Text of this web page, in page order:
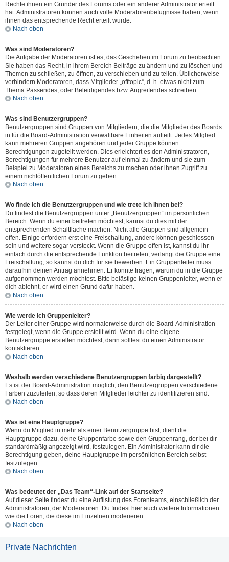
Rechte ihnen ein Gründer des Forums oder ein anderer Administrator erteilt
hat. Administratoren können auch volle Moderatorenbefugnisse haben, wenn
ihnen das entsprechende Recht erteilt wurde.
Nach oben
Was sind Moderatoren?
Die Aufgabe der Moderatoren ist es, das Geschehen im Forum zu beobachten.
Sie haben das Recht, in ihrem Bereich Beiträge zu ändern und zu löschen und
Themen zu schließen, zu öffnen, zu verschieben und zu teilen. Üblicherweise
verhindern Moderatoren, dass Mitglieder „offtopic“, d. h. etwas nicht zum
Thema Passendes, oder Beleidigendes bzw. Angreifendes schreiben.
Nach oben
Was sind Benutzergruppen?
Benutzergruppen sind Gruppen von Mitgliedern, die die Mitglieder des Boards
in für die Board-Administration verwaltbare Einheiten aufteilt. Jedes Mitglied
kann mehreren Gruppen angehören und jeder Gruppe können
Berechtigungen zugeteilt werden. Dies erleichtert es den Administratoren,
Berechtigungen für mehrere Benutzer auf einmal zu ändern und sie zum
Beispiel zu Moderatoren eines Bereichs zu machen oder ihnen Zugriff zu
einem nichtöffentlichen Forum zu geben.
Nach oben
Wo finde ich die Benutzergruppen und wie trete ich ihnen bei?
Du findest die Benutzergruppen unter „Benutzergruppen“ im persönlichen
Bereich. Wenn du einer beitreten möchtest, kannst du dies mit der
entsprechenden Schaltfläche machen. Nicht alle Gruppen sind allgemein
offen. Einige erfordern erst eine Freischaltung, andere können geschlossen
sein und weitere sogar versteckt. Wenn die Gruppe offen ist, kannst du ihr
einfach durch die entsprechende Funktion beitreten; verlangt die Gruppe eine
Freischaltung, so kannst du dich für sie bewerben. Ein Gruppenleiter muss
daraufhin deinen Antrag annehmen. Er könnte fragen, warum du in die Gruppe
aufgenommen werden möchtest. Bitte belästige keinen Gruppenleiter, wenn er
dich ablehnt, er wird einen Grund dafür haben.
Nach oben
Wie werde ich Gruppenleiter?
Der Leiter einer Gruppe wird normalerweise durch die Board-Administration
festgelegt, wenn die Gruppe erstellt wird. Wenn du eine eigene
Benutzergruppe erstellen möchtest, dann solltest du einen Administrator
kontaktieren.
Nach oben
Weshalb werden verschiedene Benutzergruppen farbig dargestellt?
Es ist der Board-Administration möglich, den Benutzergruppen verschiedene
Farben zuzuteilen, so dass deren Mitglieder leichter zu identifizieren sind.
Nach oben
Was ist eine Hauptgruppe?
Wenn du Mitglied in mehr als einer Benutzergruppe bist, dient die
Hauptgruppe dazu, deine Gruppenfarbe sowie den Gruppenrang, der bei dir
standardmäßig angezeigt wird, festzulegen. Ein Administrator kann dir die
Berechtigung geben, deine Hauptgruppe im persönlichen Bereich selbst
festzulegen.
Nach oben
Was bedeutet der „Das Team“-Link auf der Startseite?
Auf dieser Seite findest du eine Auflistung des Forenteams, einschließlich der
Administratoren, der Moderatoren. Du findest hier auch weitere Informationen
wie die Foren, die diese im Einzelnen moderieren.
Nach oben
Private Nachrichten